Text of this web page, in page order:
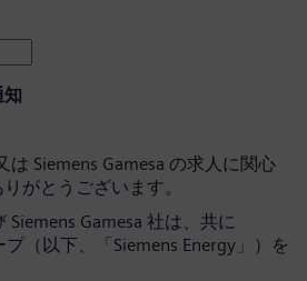
は Siemens Gamesa の求人に関心
がとうございます。
Siemens Gamesa 社は、共に
プ（以下、「Siemens Energy」）を